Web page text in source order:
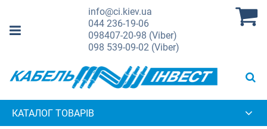
info@ci.kiev.ua
044236-19-06
098407-20-98 (Viber)
098 539-09-02 (Viber)
КАТАЛОГ ТОВАРІВ